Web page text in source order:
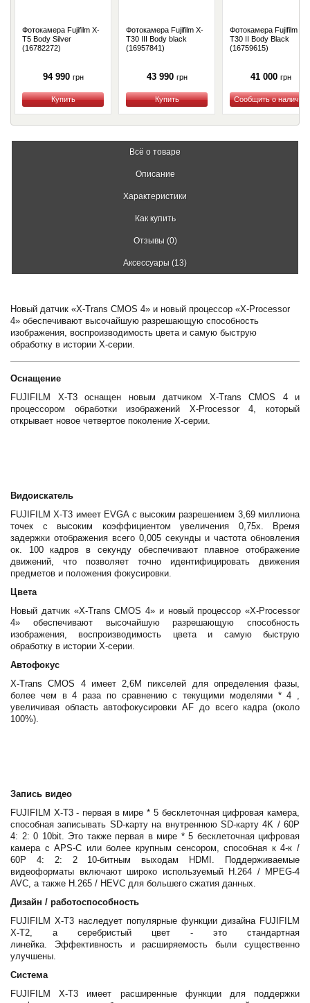
Фотокамера Fujifilm X-
T5 Body Silver
(16782272)
94 990 грн
Купить
Фотокамера Fujifilm X-
T30 III Body black
(16957841)
43 990 грн
Купить
Фотокамера Fujifilm X-
T30 II Body Black
(16759615)
41 000 грн
Купить
Всё о товаре
Описание
Характеристики
Как купить
Отзывы (0)
Аксессуары (13)
Новый датчик «X-Trans CMOS 4» и новый процессор «X-Processor
4» обеспечивают высочайшую разрешающую способность
изображения, воспроизводимость цвета и самую быструю
обработку в истории X-серии.
Оснащение
FUJIFILM X-T3 оснащен новым датчиком X-Trans CMOS 4 и
процессором обработки изображений X-Processor 4, который
открывает новое четвертое поколение X-серии.
Видоискатель
FUJIFILM X-T3 имеет EVGA с высоким разрешением 3,69 миллиона
точек с высоким коэффициентом увеличения 0,75x. Время
задержки отображения всего 0,005 секунды и частота обновления
ок. 100 кадров в секунду обеспечивают плавное отображение
движений, что позволяет точно идентифицировать движения
предметов и положения фокусировки.
Цвета
Новый датчик «X-Trans CMOS 4» и новый процессор «X-Processor
4» обеспечивают высочайшую разрешающую способность
изображения, воспроизводимость цвета и самую быструю
обработку в истории X-серии.
Автофокус
X-Trans CMOS 4 имеет 2,6М пикселей для определения фазы,
более чем в 4 раза по сравнению с текущими моделями * 4 ,
увеличивая область автофокусировки AF до всего кадра (около
100%).
Запись видео
FUJIFILM X-T3 - первая в мире * 5 бесклеточная цифровая камера,
способная записывать SD-карту на внутреннюю SD-карту 4K / 60P
4: 2: 0 10bit. Это также первая в мире * 5 бесклеточная цифровая
камера с APS-C или более крупным сенсором, способная к 4-к /
60P 4: 2: 2 10-битным выходам HDMI. Поддерживаемые
видеоформаты включают широко используемый H.264 / MPEG-4
AVC, а также H.265 / HEVC для большего сжатия данных.
Дизайн / работоспособность
FUJIFILM X-T3 наследует популярные функции дизайна FUJIFILM
X-T2, а серебристый цвет - это стандартная
линейка. Эффективность и расширяемость были существенно
улучшены.
Система
FUJIFILM X-T3 имеет расширенные функции для поддержки